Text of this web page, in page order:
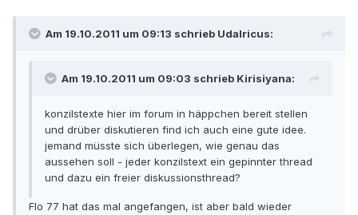
Am 19.10.2011 um 09:13 schrieb Udalricus:
Am 19.10.2011 um 09:03 schrieb Kirisiyana:
konzilstexte hier im forum in häppchen bereit stellen
und drüber diskutieren find ich auch eine gute idee.
jemand müsste sich überlegen, wie genau das
aussehen soll - jeder konzilstext ein gepinnter thread
und dazu ein freier diskussionsthread?
Flo 77 hat das mal angefangen, ist aber bald wieder